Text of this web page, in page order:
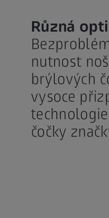
Různá
nutnost
brýlových
vysoce
čočky